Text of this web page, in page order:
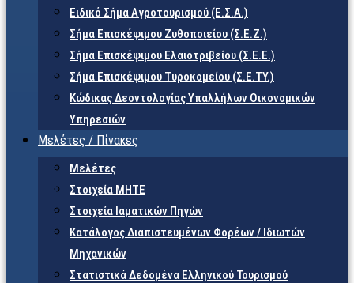
Ειδικό Σήμα Αγροτουρισμού (Ε.Σ.Α.)
Σήμα Επισκέψιμου Ζυθοποιείου (Σ.Ε.Ζ.)
Σήμα Επισκέψιμου Ελαιοτριβείου (Σ.Ε.Ε.)
Σήμα Επισκέψιμου Τυροκομείου (Σ.Ε.TY.)
Κώδικας Δεοντολογίας Υπαλλήλων Οικονομικών
Υπηρεσιών
Μελέτες / Πίνακες
Μελέτες
Στοιχεία ΜΗΤΕ
Στοιχεία Ιαματικών Πηγών
Κατάλογος Διαπιστευμένων Φορέων / Ιδιωτών
Μηχανικών
Στατιστικά Δεδομένα Ελληνικού Τουρισμού